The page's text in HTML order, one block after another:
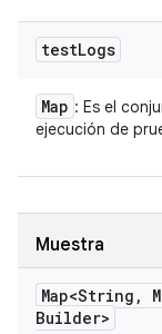
testLogs
Map : Es el
ejecución de
Muestra
Map<String ,
Builder>